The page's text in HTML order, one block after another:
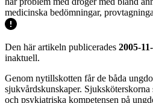
medicinska bedömningar,
Den här artikeln publicerades 2005-
inaktuell.
Genom nytillskotten får de båda
sjukvårdskunskaper.
och psykiatriska kompetensen på